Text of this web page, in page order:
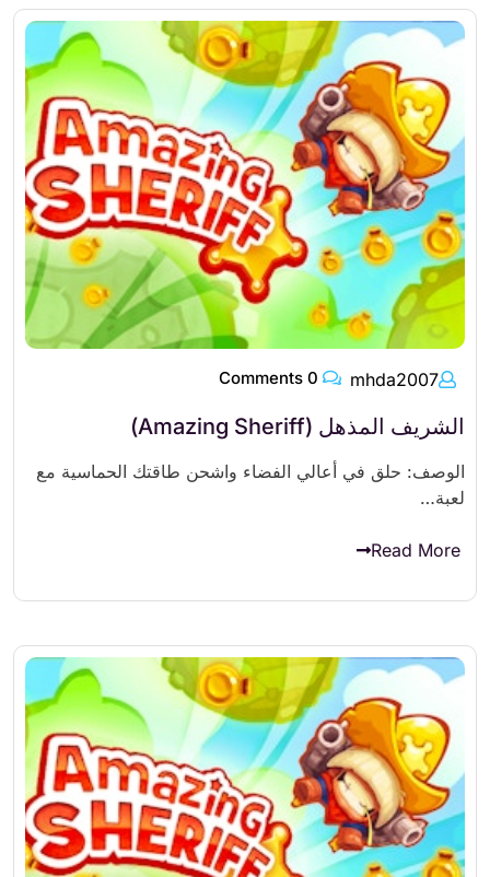
mhda2007
الشريف المذهل (Amazing Sheriff)
الوصف: حلق في أعالي الفضاء واشحن طاقتك الحماسية مع
لعبة…
Read More